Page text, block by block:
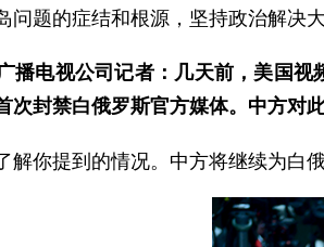
问题的症结和根源，坚持政治解决
播电视公司记者：几天前，美国
次封禁白俄罗斯官方媒体。中方对
解你提到的情况。中方将继续为白